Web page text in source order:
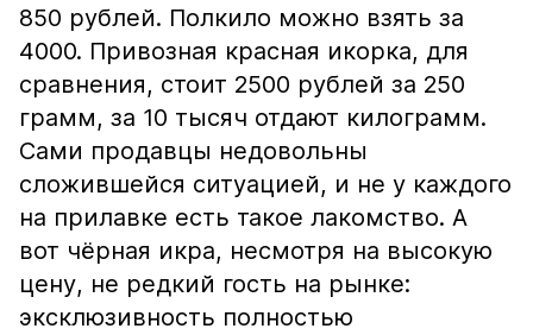
850 рублей. Полкило можно взять за
4000. Привозная красная икорка, для
сравнения, стоит 2500 рублей за 250
грамм, за 10 тысяч отдают килограмм.
Сами продавцы недовольны
сложившейся ситуацией, и не у каждого
на прилавке есть такое лакомство. А
вот чёрная икра, несмотря на высокую
цену, не редкий гость на рынке:
эксклюзивность полностью